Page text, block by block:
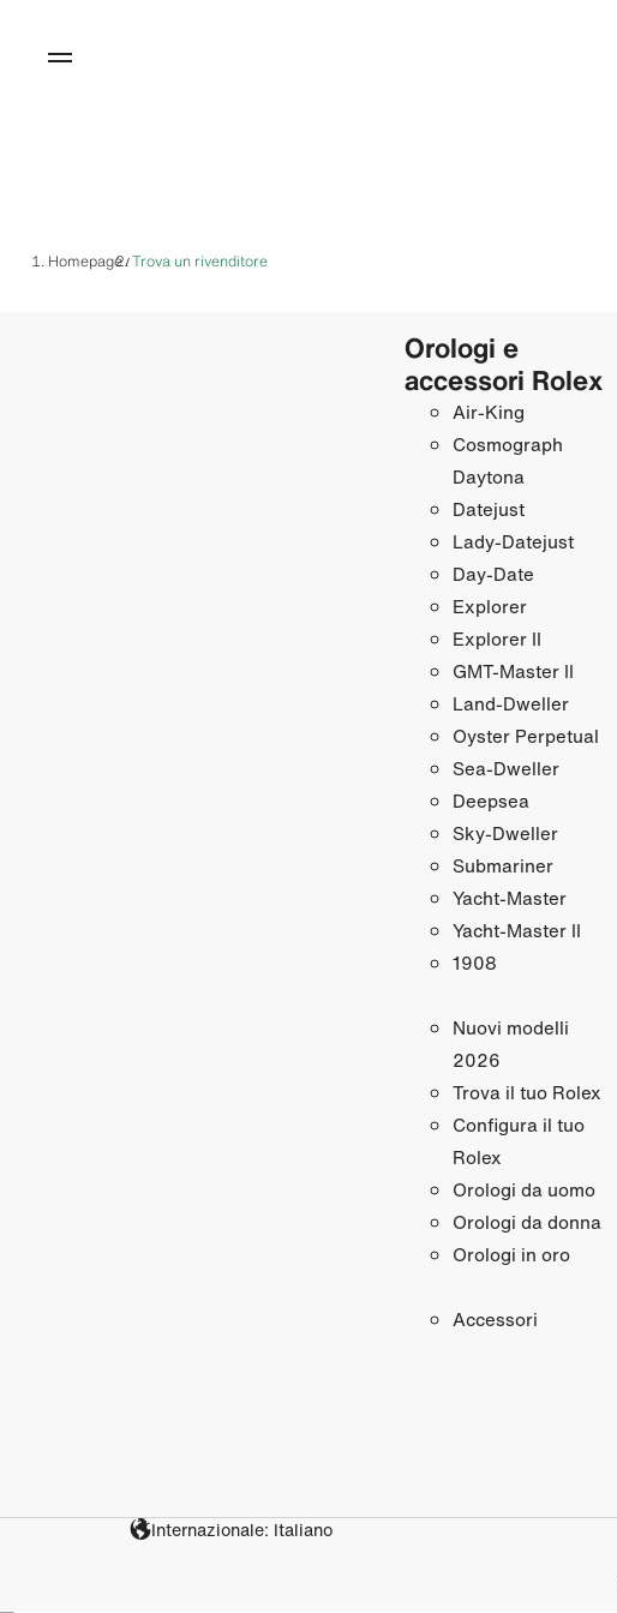
Homepage/Trova un rivenditore
Orologi e
accessori Rolex
Air‑King
Cosmograph
Daytona
Datejust
Lady‑Datejust
Day‑Date
Explorer
Explorer II
GMT‑Master II
Land‑Dweller
Oyster Perpetual
Sea‑Dweller
Deepsea
Sky‑Dweller
Submariner
Yacht‑Master
Yacht‑Master II
1908
Nuovi modelli
2026
Trova il tuo Rolex
Configura il tuo
Rolex
Orologi da uomo
Orologi da donna
Orologi in oro
Accessori
Internazionale: Italiano